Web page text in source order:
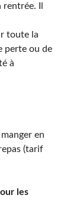
rentrée. Il
toute la
perte ou de
à
en
(tarif
les